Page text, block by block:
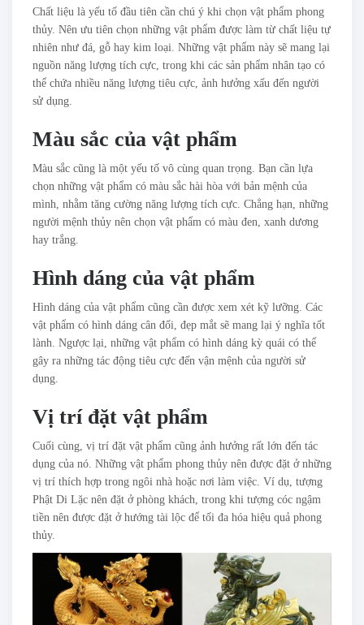
Chất liệu là yếu tố đầu tiên cần chú ý khi chọn vật phẩm phong
thủy. Nên ưu tiên chọn những vật phẩm được làm từ chất liệu tự
nhiên như đá, gỗ hay kim loại. Những vật phẩm này sẽ mang lại
nguồn năng lượng tích cực, trong khi các sản phẩm nhân tạo có
thể chứa nhiều năng lượng tiêu cực, ảnh hưởng xấu đến người
sử dụng.
Màu sắc của vật phẩm
Màu sắc cũng là một yếu tố vô cùng quan trọng. Bạn cần lựa
chọn những vật phẩm có màu sắc hài hòa với bản mệnh của
mình, nhằm tăng cường năng lượng tích cực. Chẳng hạn, những
người mệnh thủy nên chọn vật phẩm có màu đen, xanh dương
hay trắng.
Hình dáng của vật phẩm
Hình dáng của vật phẩm cũng cần được xem xét kỹ lưỡng. Các
vật phẩm có hình dáng cân đối, đẹp mắt sẽ mang lại ý nghĩa tốt
lành. Ngược lại, những vật phẩm có hình dáng kỳ quái có thể
gây ra những tác động tiêu cực đến vận mệnh của người sử
dụng.
Vị trí đặt vật phẩm
Cuối cùng, vị trí đặt vật phẩm cũng ảnh hưởng rất lớn đến tác
dụng của nó. Những vật phẩm phong thủy nên được đặt ở những
vị trí thích hợp trong ngôi nhà hoặc nơi làm việc. Ví dụ, tượng
Phật Di Lặc nên đặt ở phòng khách, trong khi tượng cóc ngậm
tiền nên được đặt ở hướng tài lộc để tối đa hóa hiệu quả phong
thủy.